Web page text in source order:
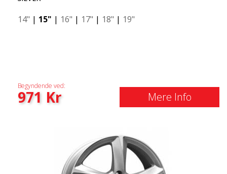
14" | 15" | 16" | 17" | 18" | 19"
Begyndende ved:
971 Kr Mere Info